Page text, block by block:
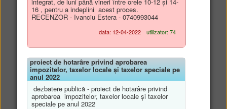
consumatorii vulnerabili
RetuRO Sistem Garanție
Returnare S.A.
16 , pentru a indeplini acest proces.
RECENZOR - Ivanciu Estera - 0740993044
data: 12-04-2022 utilizator: 74
proiect de hotarâre privind aprobarea
impozitelor, taxelor locale și taxelor speciale pe
anul 2022
dezbatere publică - proiect de hotarâre privind
aprobarea impozitelor, taxelor locale și taxelor
speciale pe anul 2022